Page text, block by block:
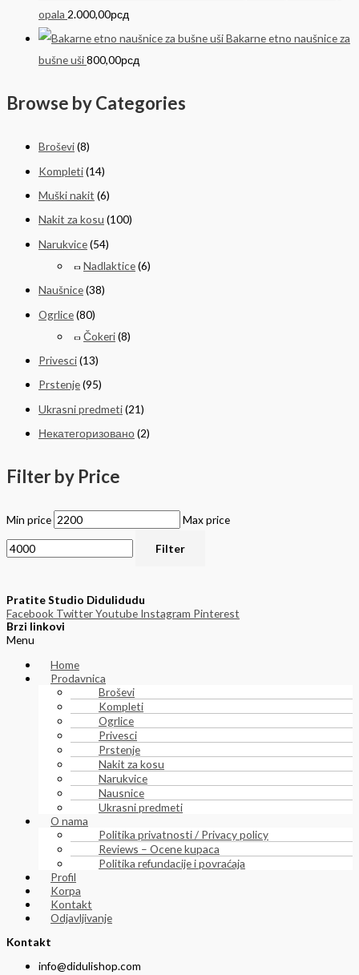
opala 2.000,00рсд
Bakarne etno naušnice za
bušne uši800,00рсд
Browse by Categories
Broševi(8)
Kompleti(14)
Muški nakit (6)
Nakit za kosu (100)
Narukvice(54)
Nadlaktice(6)
Naušnice(38)
Ogrlice(80)
Čokeri(8)
Privesci(13)
Prstenje(95)
Ukrasni predmeti(21)
Некатегоризовано(2)
Filter by Price
Min price Max price
Filter
Pratite Studio Didulidudu
Facebook TwitterYoutube Instagram Pinterest
Brzi linkovi
Menu
Home
Prodavnica
Broševi
Kompleti
Ogrlice
Privesci
Prstenje
Nakit za kosu
Narukvice
Nausnice
Ukrasni predmeti
O nama
Politika privatnosti / Privacy policy
Reviews – Ocene kupaca
Politika refundacije i povraćaja
Profil
Korpa
Kontakt
Odjavljivanje
Kontakt
info@didulishop.com